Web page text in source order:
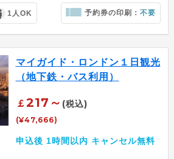
1人OK 予約券の印刷：不要
マイガイド・ロンドン１日観光
（地下鉄・バス利用）
￡217～ (税込)
(¥47,666)
申込後 1時間以内 キャンセル無料